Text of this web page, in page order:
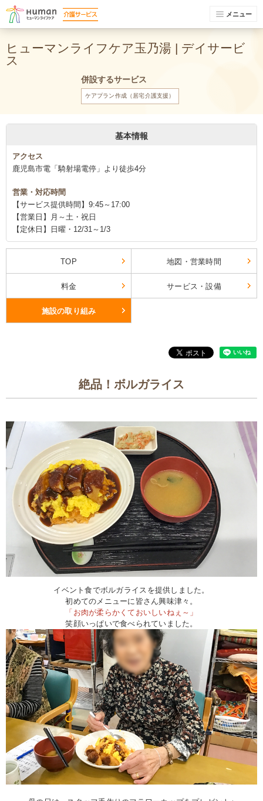
メニュー
ヒューマンライフケア玉乃湯 | デイサービ
ス
併設するサービス
ケアプラン作成（居宅介護支援）
基本情報
アクセス
鹿児島市電「騎射場電停」より徒歩4分
営業・対応時間
【サービス提供時間】9:45～17:00
【営業日】月～土・祝日
【定休日】日曜・12/31～1/3
TOP 地図・営業時間
料金 サービス・設備
施設の取り組み
絶品！ボルガライス
イベント食でボルガライスを提供しました。
初めてのメニューに皆さん興味津々。
「お肉が柔らかくておいしいねぇ～」
笑顔いっぱいで食べられていました。